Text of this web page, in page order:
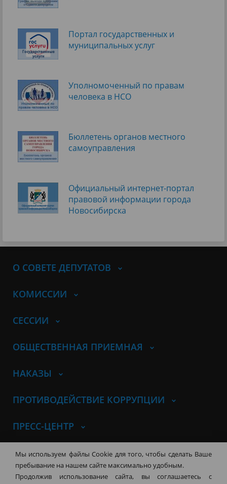
Портал государственных и
муниципальных услуг
Уполномоченный по правам
человека в НСО
Бюллетень органов местного
самоуправления
Официальный интернет-портал
правовой информации города
Новосибирска
О СОВЕТЕ ДЕПУТАТОВ
КОМИССИИ
СЕССИИ
ОБЩЕСТВЕННАЯ ПРИЕМНАЯ
НАКАЗЫ
ПРОТИВОДЕЙСТВИЕ КОРРУПЦИИ
ПРЕСС-ЦЕНТР
© Совет депутатов города
НовосибирскаКонтакты Карта сайта
630099, г. Новосибирск, Красный
Мы используем файлы Cookie для того, чтобы сделать Ваше
пребывание на нашем сайте максимально удобным.
Продолжив использование сайта, вы соглашаетесь с